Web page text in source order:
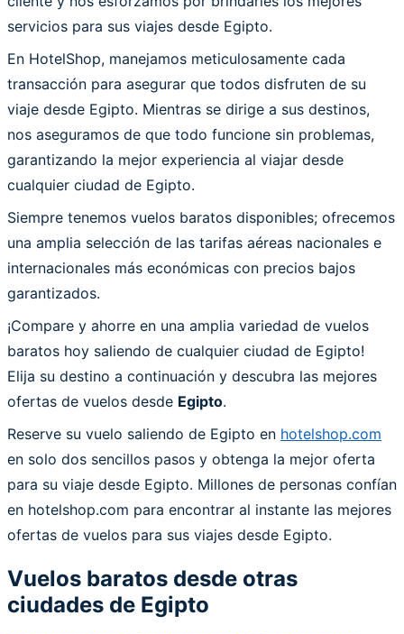
servicios para sus viajes desde Egipto.
En HotelShop, manejamos meticulosamente cada
transacción para asegurar que todos disfruten de su
viaje desde Egipto. Mientras se dirige a sus destinos,
nos aseguramos de que todo funcione sin problemas,
garantizando la mejor experiencia al viajar desde
cualquier ciudad de Egipto.
Siempre tenemos vuelos baratos disponibles; ofrecemos
una amplia selección de las tarifas aéreas nacionales e
internacionales más económicas con precios bajos
garantizados.
¡Compare y ahorre en una amplia variedad de vuelos
baratos hoy saliendo de cualquier ciudad de Egipto!
Elija su destino a continuación y descubra las mejores
ofertas de vuelos desde Egipto.
Reserve su vuelo saliendo de Egipto en hotelshop.com
en solo dos sencillos pasos y obtenga la mejor oferta
para su viaje desde Egipto. Millones de personas confían
en hotelshop.com para encontrar al instante las mejores
ofertas de vuelos para sus viajes desde Egipto.
Vuelos baratos desde otras
ciudades de Egipto